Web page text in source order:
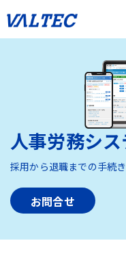
HOME>製品・サービス> 人事労
人事労務シス
採用から退職までの手続
お問合せ